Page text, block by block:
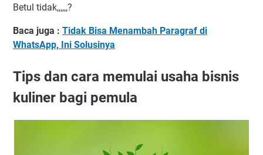
Betul tidak,,,,,,?
Baca juga : Tidak Bisa Menambah Paragraf di
WhatsApp, Ini Solusinya
Tips dan cara memulai usaha bisnis
kuliner bagi pemula